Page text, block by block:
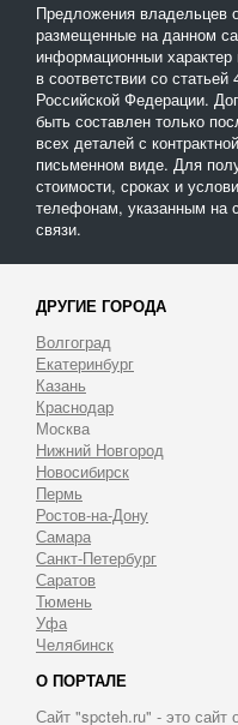
Предложения владельцев
размещенные на данном
информационныи
в соответствии со
Российской Федерации.
быть составлен только
всех деталей с
письменном виде. Для
стоимости, сроках и
телефонам, указанным на
связи.
ДРУГИЕ ГОРОДА
Волгоград
Екатеринбург
Казань
Краснодар
Москва
Нижний Новгород
Новосибирск
Пермь
Ростов-на-Дону
Самара
Санкт-Петербург
Саратов
Тюмень
Уфа
Челябинск
О ПОРТАЛЕ
Сайт "spcteh.ru" - это сайт